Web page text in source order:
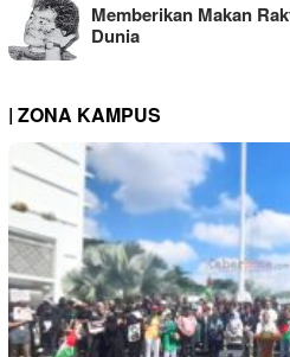
Memberikan Makan
Dunia
| ZONA KAMPUS